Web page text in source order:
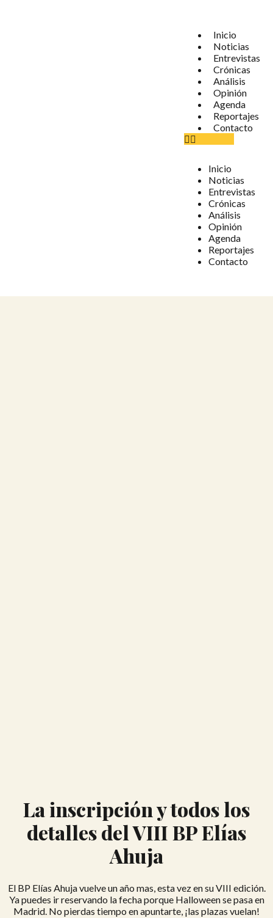
Inicio
Noticias
Entrevistas
Crónicas
Análisis
Opinión
Agenda
Reportajes
Contacto
Inicio
Noticias
Entrevistas
Crónicas
Análisis
Opinión
Agenda
Reportajes
Contacto
La inscripción y todos los
detalles del VIII BP Elías
Ahuja
El BP Elías Ahuja vuelve un año mas, esta vez en su VIII edición.
Ya puedes ir reservando la fecha porque Halloween se pasa en
Madrid. No pierdas tiempo en apuntarte, ¡las plazas vuelan!